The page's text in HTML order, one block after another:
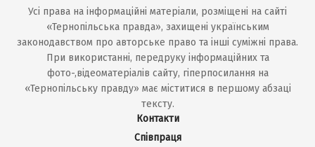
Усі права на інформаційні матеріали, розміщені на сайті
«Тернопільська правда», захищені українським
законодавством про авторське право та інші суміжні права.
При використанні, передруку інформаційних та
фото-,відеоматеріалів сайту, гіперпосилання на
«Тернопільську правду» має міститися в першому абзаці
тексту.
Контакти
Співпраця